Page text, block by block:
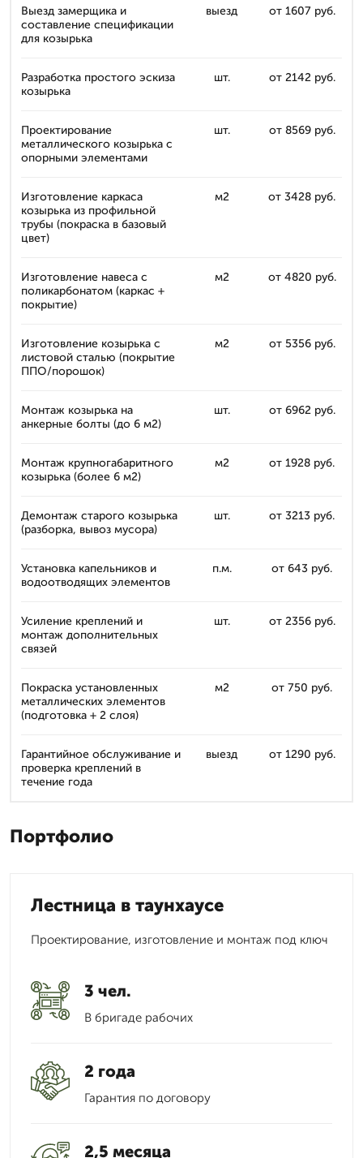
Выезд замерщика и
составление спецификации
для козырька
выезд от 1607 руб.
Разработка простого эскиза
козырька
шт. от 2142 руб.
Проектирование
металлического козырька с
опорными элементами
шт. от 8569 руб.
Изготовление каркаса
козырька из профильной
трубы (покраска в базовый
цвет)
м2 от 3428 руб.
Изготовление навеса с
поликарбонатом (каркас +
покрытие)
м2 от 4820 руб.
Изготовление козырька с
листовой сталью (покрытие
ППО/порошок)
м2 от 5356 руб.
Монтаж козырька на
анкерные болты (до 6 м2)
шт. от 6962 руб.
Монтаж крупногабаритного
козырька (более 6 м2)
м2 от 1928 руб.
Демонтаж старого козырька
(разборка, вывоз мусора)
шт. от 3213 руб.
Установка капельников и
водоотводящих элементов
п.м. от 643 руб.
Усиление креплений и
монтаж дополнительных
связей
шт. от 2356 руб.
Покраска установленных
металлических элементов
(подготовка + 2 слоя)
м2 от 750 руб.
Гарантийное обслуживание и
проверка креплений в
течение года
выезд от 1290 руб.
Портфолио
Лестница в таунхаусе
Проектирование, изготовление и монтаж под ключ
3 чел.
В бригаде рабочих
2 года
Гарантия по договору
2,5 месяца